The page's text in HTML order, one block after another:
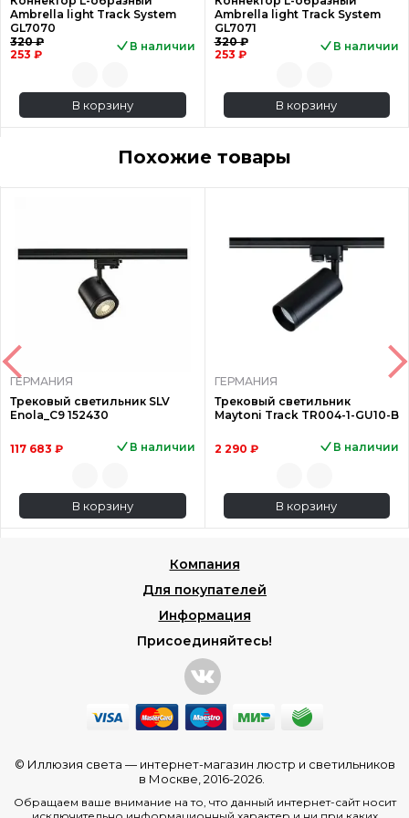
Ambrella light Track System
GL7070
320 ₽
253 ₽
В наличии
В корзину
Ambrella light Track System
GL7071
320 ₽
253 ₽
В наличии
В корзину
Похожие товары
ГЕРМАНИЯ
Трековый светильник SLV
Enola_C9 152430
117 683 ₽ В наличии
В корзину
ГЕРМАНИЯ
Трековый светильник
Maytoni Track TR004-1-GU10-B
2 290 ₽ В наличии
В корзину
Компания
Для покупателей
Информация
Присоединяйтесь!
© Иллюзия света — интернет-магазин люстр и светильников
в Москве , 2016-2026.
Обращаем ваше внимание на то, что данный интернет-сайт носит